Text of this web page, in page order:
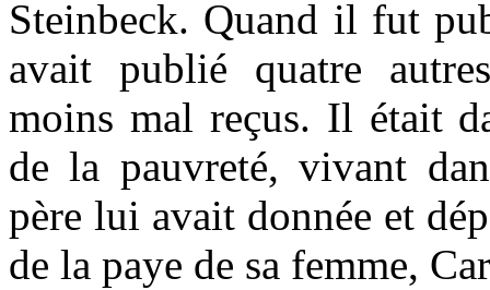
Steinbeck. Quand il fut
avait publié quatre
moins mal reçus. Il était
de la pauvreté, vivant
père lui avait donnée et
de la paye de sa femme,